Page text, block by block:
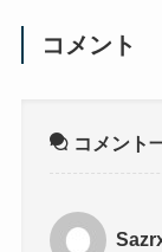
コメント
コメント